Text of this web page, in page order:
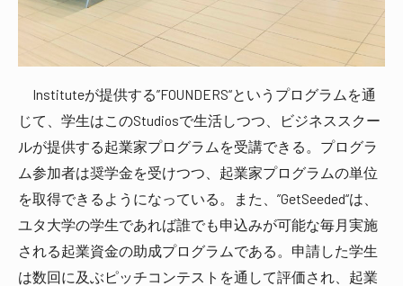
Instituteが提供する”FOUNDERS“というプログラムを通
じて、学生はこのStudiosで生活しつつ、ビジネススクー
ルが提供する起業家プログラムを受講できる。プログラ
ム参加者は奨学金を受けつつ、起業家プログラムの単位
を取得できるようになっている。また、”GetSeeded“は、
ユタ大学の学生であれば誰でも申込みが可能な毎月実施
される起業資金の助成プログラムである。申請した学生
は数回に及ぶピッチコンテストを通して評価され、起業